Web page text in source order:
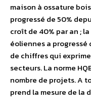
maison à ossature
progressé de 50%
croît de 40% par an ;
éoliennes a
de chiffres qui
secteurs. La norme
nombre de projets. A
prend la mesure de la